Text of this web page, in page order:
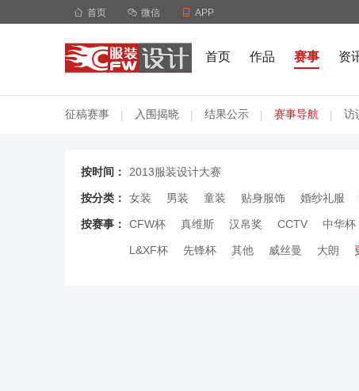
 首页  微信  APP
首页 作品 赛事 资
征稿赛事 | 入围揭晓 | 结果公示 | 赛事导航 | 访
按时间： 2013服装设计大赛
按分类： 女装 男装 童装 贴身服饰 婚纱礼服
按赛事： CFW杯 真维斯 汉帛奖 CCTV 中华杯
L&XF杯 先锋杯 其他 威丝曼 大朗